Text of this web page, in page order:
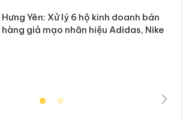
Hưng Yên: Xử lý 6 hộ kinh doanh bán
hàng giả mạo nhãn hiệu Adidas, Nike